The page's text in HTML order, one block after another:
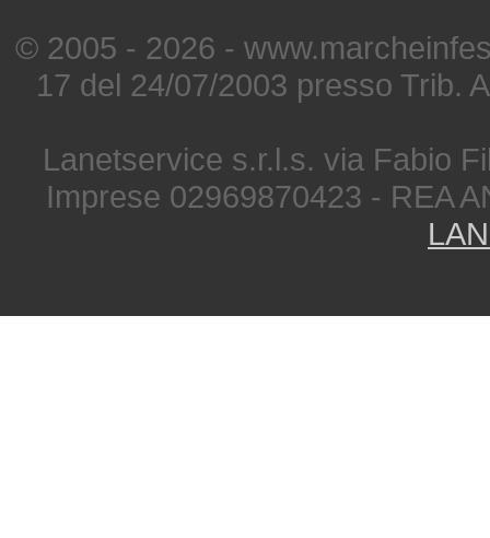
© 2005 - 2026 -
17 del 24/07/2003 presso Trib.
Lanetservice s.r.l.s. via Fabio
Imprese 02969870423 - REA